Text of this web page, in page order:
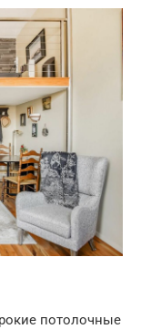
потолочные